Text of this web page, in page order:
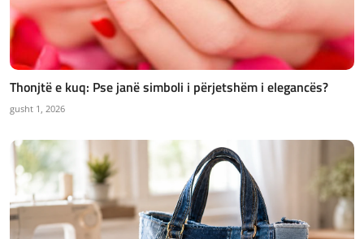
Thonjtë e kuq: Pse janë simboli i përjetshëm i elegancës?
gusht 1, 2026